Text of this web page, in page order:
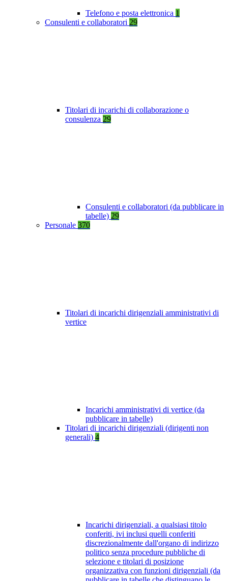
Telefono e posta elettronica 1
Consulenti e collaboratori 29
Titolari di incarichi di collaborazione o
consulenza 29
Consulenti e collaboratori (da pubblicare in
tabelle) 29
Personale 370
Titolari di incarichi dirigenziali amministrativi di
vertice
Incarichi amministrativi di vertice (da
pubblicare in tabelle)
Titolari di incarichi dirigenziali (dirigenti non
generali) 4
Incarichi dirigenziali, a qualsiasi titolo
conferiti, ivi inclusi quelli conferiti
discrezionalmente dall'organo di indirizzo
politico senza procedure pubbliche di
selezione e titolari di posizione
organizzativa con funzioni dirigenziali (da